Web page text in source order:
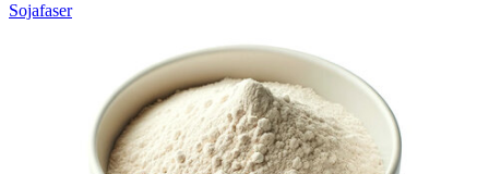
Sojafaser